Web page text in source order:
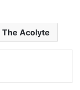
The Acolyte